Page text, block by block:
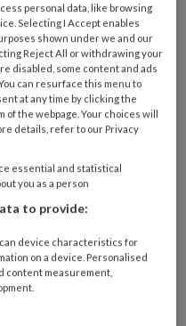
kinderopvang
de
door zaken van
kan het dat zulke
mishandeling,
Gjalt Jellesma,
lessen worden
personal data, like browsing
Selecting I Accept enables
shown under we and our
Reject All or withdrawing your
disabled, some content and ads
can resurface this menu to
at any time by clicking the
of the webpage. Your choices will
details, refer to our Privacy
essential and statistical
you as a person
to provide:
device characteristics for
on a device. Personalised
content measurement,